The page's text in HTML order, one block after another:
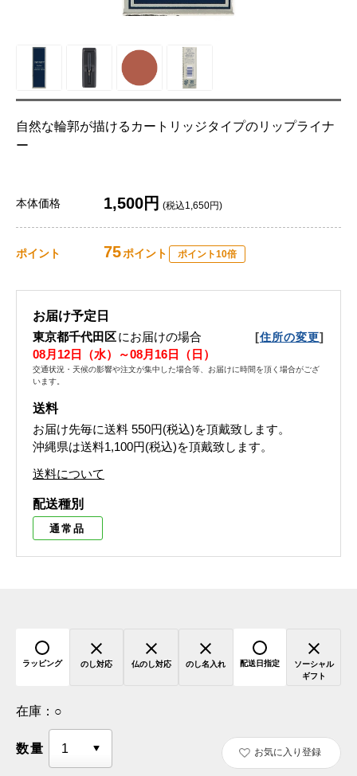
自然な輪郭が描けるカートリッジタイプのリップライナ
ー
本体価格 1,500円 (税込1,650円)
ポイント 75ポイント ポイント10倍
お届け予定日
東京都千代田区にお届けの場合 [住所の変更]
08月12日（水）～08月16日（日）
交通状況・天候の影響や注文が集中した場合等、お届けに時間を頂く場合がござ
います。
送料
お届け先毎に送料 550円(税込)を頂戴致します。
沖縄県は送料1,100円(税込)を頂戴致します。
送料について
配送種別
通常品
ラッピング のし対応 仏のし対応 のし名入れ 配送日指定
ソーシャル
ギフト
在庫： ○
数量 お気に入り登録